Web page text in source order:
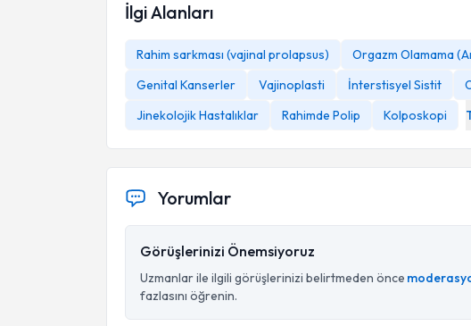
İlgi Alanları
Rahim sarkması (vajinal prolapsus) Orgazm Olamama
Genital Kanserler
Vajinoplasti İnterstisyel Sistit
Jinekolojik Hastalıklar
Rahimde Polip Kolposkopi
Yorumlar
Görüşlerinizi Önemsiyoruz
Uzmanlar ile ilgili görüşlerinizi belirtmeden önce
fazlasını öğrenin.